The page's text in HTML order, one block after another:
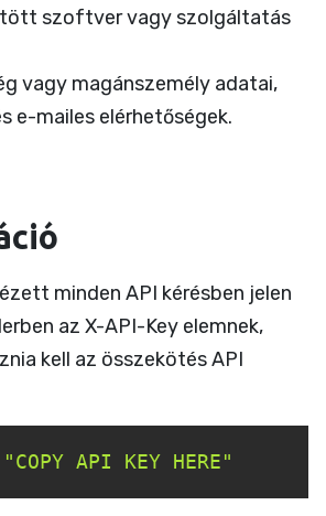
szoftver vagy szolgáltatás
vagy magánszemély adatai,
e-mailes elérhetőségek.
minden API kérésben jelen
az X-API-Key elemnek,
kell az összekötés API
"COPY API KEY HERE"